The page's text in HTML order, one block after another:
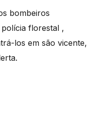
bombeiros
florestal ,
los em são vicente,